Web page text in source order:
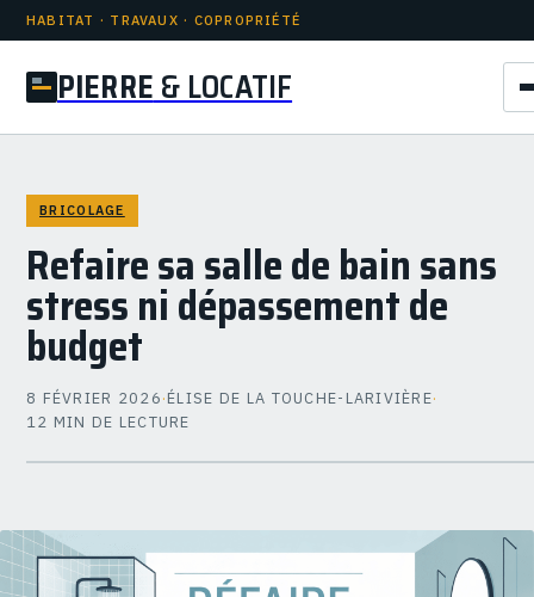
HABITAT · TRAVAUX · COPROPRIÉTÉ
PIERRE & LOCATIF
BRICOLAGE
Refaire sa salle de bain sans
stress ni dépassement de
budget
8 FÉVRIER 2026·ÉLISE DE LA TOUCHE-LARIVIÈRE·
12 MIN DE LECTURE